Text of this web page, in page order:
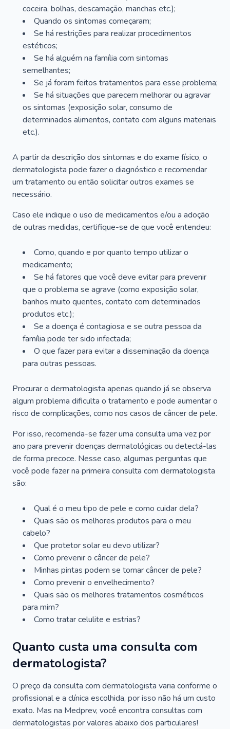
coceira, bolhas, descamação, manchas etc.);
Quando os sintomas começaram;
Se há restrições para realizar procedimentos
estéticos;
Se há alguém na família com sintomas
semelhantes;
Se já foram feitos tratamentos para esse problema;
Se há situações que parecem melhorar ou agravar
os sintomas (exposição solar, consumo de
determinados alimentos, contato com alguns materiais
etc.).
A partir da descrição dos sintomas e do exame físico, o
dermatologista pode fazer o diagnóstico e recomendar
um tratamento ou então solicitar outros exames se
necessário.
Caso ele indique o uso de medicamentos e/ou a adoção
de outras medidas, certifique-se de que você entendeu:
Como, quando e por quanto tempo utilizar o
medicamento;
Se há fatores que você deve evitar para prevenir
que o problema se agrave (como exposição solar,
banhos muito quentes, contato com determinados
produtos etc.);
Se a doença é contagiosa e se outra pessoa da
família pode ter sido infectada;
O que fazer para evitar a disseminação da doença
para outras pessoas.
Procurar o dermatologista apenas quando já se observa
algum problema dificulta o tratamento e pode aumentar o
risco de complicações, como nos casos de câncer de pele.
Por isso, recomenda-se fazer uma consulta uma vez por
ano para prevenir doenças dermatológicas ou detectá-las
de forma precoce. Nesse caso, algumas perguntas que
você pode fazer na primeira consulta com dermatologista
são:
Qual é o meu tipo de pele e como cuidar dela?
Quais são os melhores produtos para o meu
cabelo?
Que protetor solar eu devo utilizar?
Como prevenir o câncer de pele?
Minhas pintas podem se tornar câncer de pele?
Como prevenir o envelhecimento?
Quais são os melhores tratamentos cosméticos
para mim?
Como tratar celulite e estrias?
Quanto custa uma consulta com
dermatologista?
O preço da consulta com dermatologista varia conforme o
profissional e a clínica escolhida, por isso não há um custo
exato. Mas na Medprev, você encontra consultas com
dermatologistas por valores abaixo dos particulares!